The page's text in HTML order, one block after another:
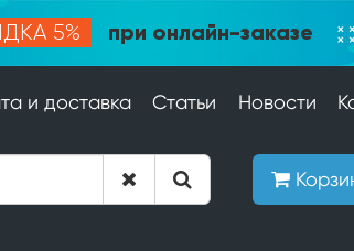
5% при онлайн-заказе
и доставка Статьи Новости